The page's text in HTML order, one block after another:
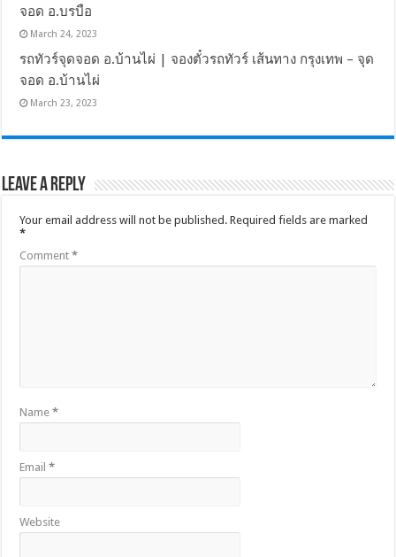
จอด อ.บรบือ
March 24, 2023
รถทัวร์จุดจอด อ.บ้านไผ่ | จองตั๋วรถทัวร์ เส้นทาง กรุงเทพ – จุด
จอด อ.บ้านไผ่
March 23, 2023
Leave a Reply
Your email address will not be published. Required fields are marked
*
Comment*
Name*
Email*
Website